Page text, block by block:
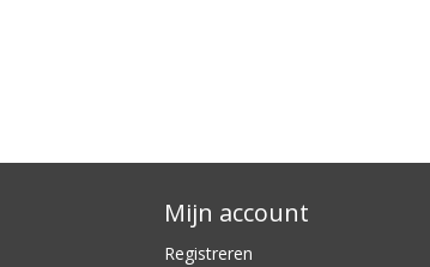
Mijn account
Registreren